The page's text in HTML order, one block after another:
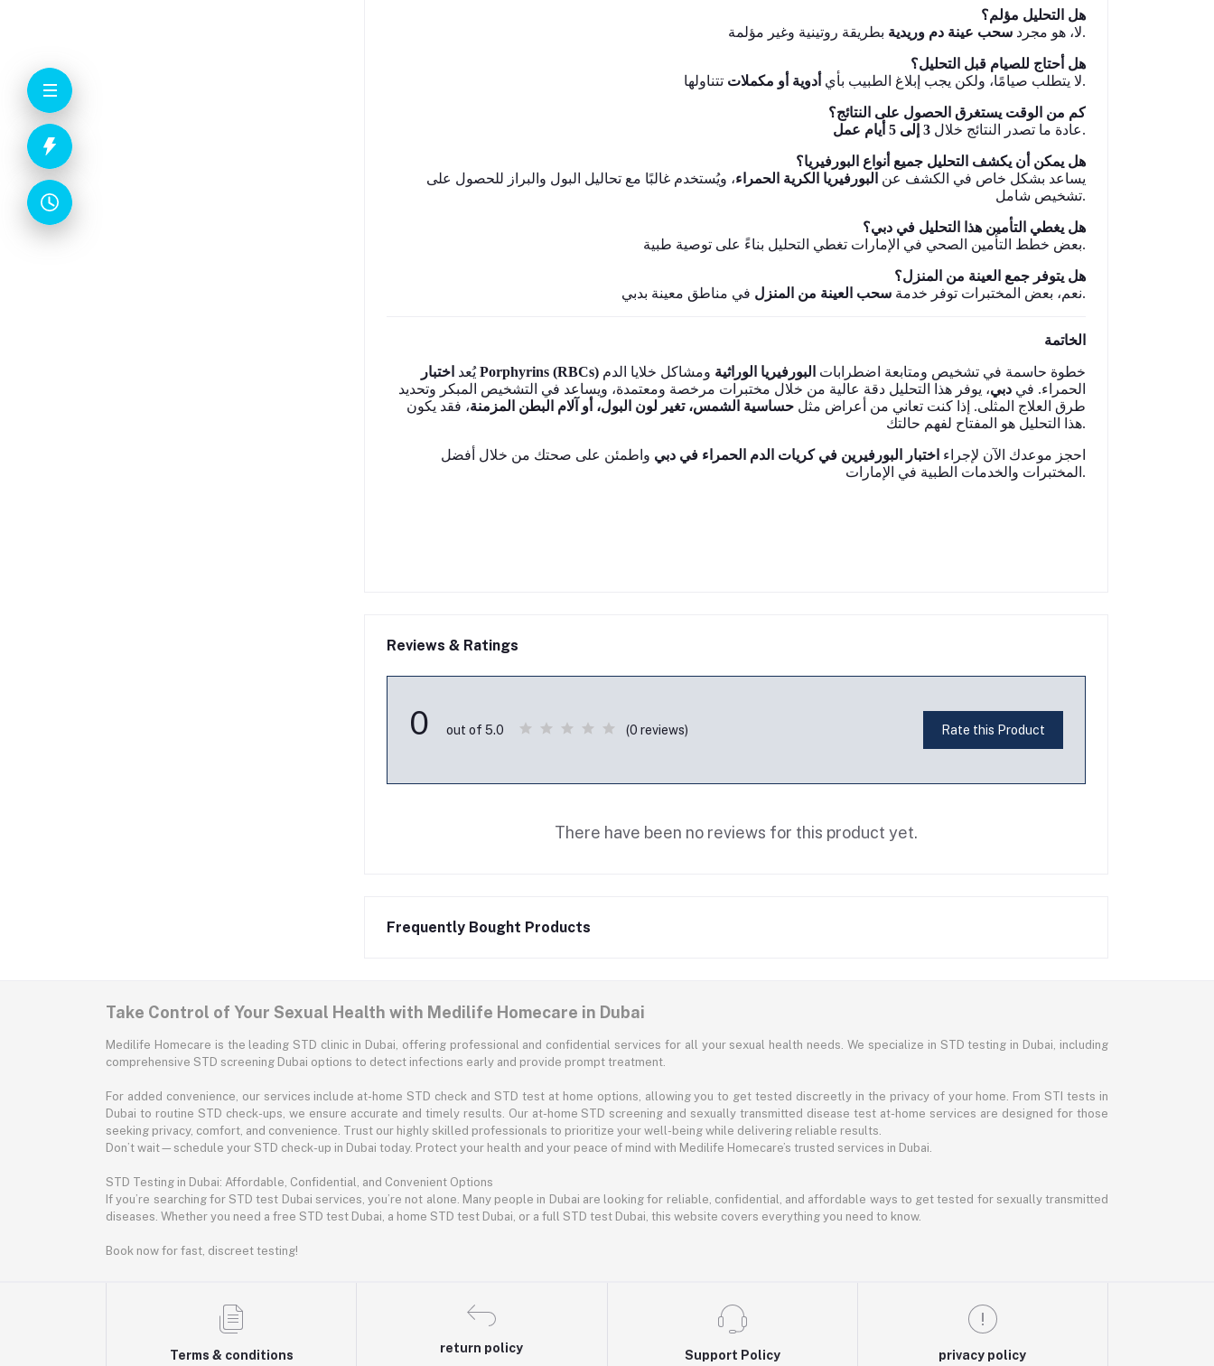
هل التحليل مؤلم؟
لا، هو مجرد سحب عينة دم وريدية بطريقة روتينية وغير مؤلمة.
هل أحتاج للصيام قبل التحليل؟
لا يتطلب صيامًا، ولكن يجب إبلاغ الطبيب بأي أدوية أو مكملات تتناولها.
كم من الوقت يستغرق الحصول على النتائج؟
عادة ما تصدر النتائج خلال 3 إلى 5 أيام عمل .
هل يمكن أن يكشف التحليل جميع أنواع البورفيريا؟
يساعد بشكل خاص في الكشف عن البورفيريا الكرية الحمراء، ويُستخدم غالبًا مع تحاليل البول والبراز للحصول على
تشخيص شامل.
هل يغطي التأمين هذا التحليل في دبي؟
بعض خطط التأمين الصحي في الإمارات تغطي التحليل بناءً على توصية طبية.
هل يتوفر جمع العينة من المنزل؟
نعم، بعض المختبرات توفر خدمة سحب العينة من المنزل في مناطق معينة بدبي.
الخاتمة
يُعداختبار Porphyrins (RBCs) خطوة حاسمة في تشخيص ومتابعة اضطرابات البورفيريا الوراثية ومشاكل خلايا الدم
الحمراء. في دبي، يوفر هذا التحليل دقة عالية من خلال مختبرات مرخصة ومعتمدة، ويساعد في التشخيص المبكر وتحديد
طرق العلاج المثلى. إذا كنت تعاني من أعراض مثل حساسية الشمس، تغير لون البول، أو آلام البطن المزمنة، فقد يكون
هذا التحليل هو المفتاح لفهم حالتك.
احجز موعدك الآن لإجراء اختبار البورفيرين في كريات الدم الحمراء في دبي واطمئن على صحتك من خلال أفضل
المختبرات والخدمات الطبية في الإمارات.
Reviews & Ratings
0 out of 5.0 (0 reviews) Rate this Product
There have been no reviews for this product yet.
Frequently Bought Products
Take Control of Your Sexual Health with Medilife Homecare in Dubai
Medilife Homecare is the leading STD clinic in Dubai, offering professional and confidential services for all your sexual health needs. We specialize in STD testing in Dubai, including
comprehensive STD screening Dubai options to detect infections early and provide prompt treatment.
For added convenience, our services include at-home STD check and STD test at home options, allowing you to get tested discreetly in the privacy of your home. From STI tests in
Dubai to routine STD check-ups, we ensure accurate and timely results. Our at-home STD screening and sexually transmitted disease test at-home services are designed for those
seeking privacy, comfort, and convenience. Trust our highly skilled professionals to prioritize your well-being while delivering reliable results.
Don’t wait—schedule your STD check-up in Dubai today. Protect your health and your peace of mind with Medilife Homecare’s trusted services in Dubai.
STD Testing in Dubai: Affordable, Confidential, and Convenient Options
If you’re searching for STD test Dubai services, you’re not alone. Many people in Dubai are looking for reliable, confidential, and affordable ways to get tested for sexually transmitted
diseases. Whether you need a free STD test Dubai, a home STD test Dubai, or a full STD test Dubai, this website covers everything you need to know.
Book now for fast, discreet testing!
Terms & conditions
return policy
Support Policy privacy policy